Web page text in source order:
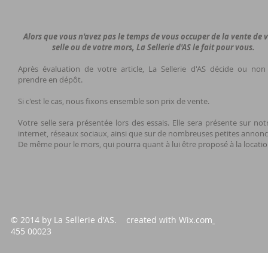
Alors que vous n'avez pas le temps de vous occuper de la vente de
selle ou de votre mors, La Sellerie d'AS le fait pour vous.
Après évaluation de votre article, La Sellerie d'AS décide ou
prendre en dépôt.
Si c'est le cas, nous fixons ensemble son prix de vente.
Votre selle sera présentée lors des essais. Elle sera présente sur
internet, réseaux sociaux, ainsi que sur de nombreuses petites
De même pour le mors, qui pourra quant à lui être proposé à la
© 2014 by La Sellerie d'AS. created with Wix.com
455 00023